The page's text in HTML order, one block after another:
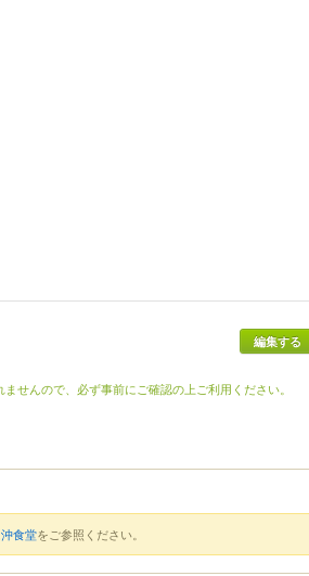
せんので、必ず事前にご確認の上ご利用ください。
沖食堂をご参照ください。